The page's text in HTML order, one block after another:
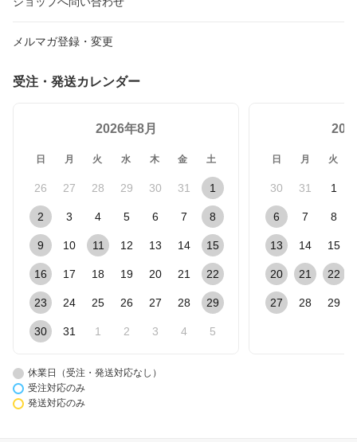
メルマガ登録・変更
受注・発送カレンダー
2026年8月
日 月 火 水 木 金 土
26 27 28 29 30 31 1
2 3 4 5 6 7 8
9 10 11 12 13 14 15
16 17 18 19 20 21 22
23 24 25 26 27 28 29
30 31 1 2 3 4 5
日 月 火
30 31 1
6 7 8
13 14 15
20 21 22
27 28 29
休業日（受注・発送対応なし）
受注対応のみ
発送対応のみ